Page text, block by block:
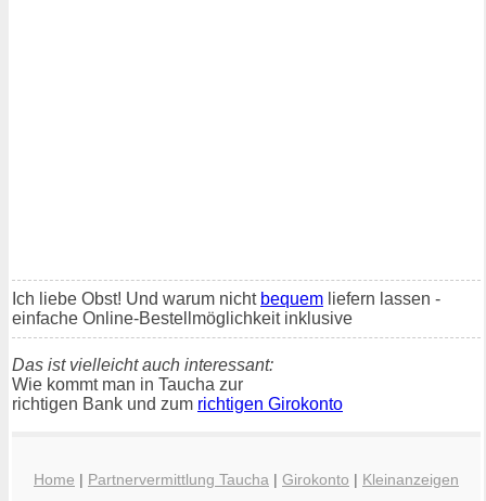
Ich liebe Obst! Und warum nicht bequem liefern lassen -
einfache Online-Bestellmöglichkeit inklusive
Das ist vielleicht auch interessant:
Wie kommt man in Taucha zur
richtigen Bank und zum richtigen Girokonto
Home | Partnervermittlung Taucha | Girokonto | Kleinanzeigen